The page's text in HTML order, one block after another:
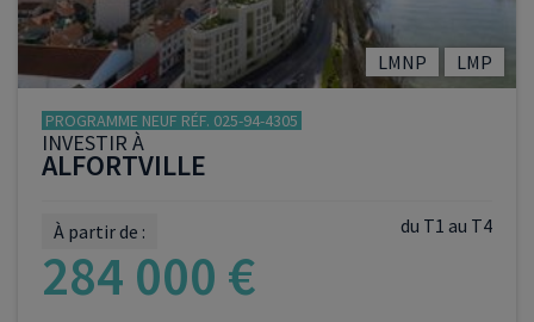
LMNP LMP
PROGRAMME NEUF RÉF. 025-94-4305
INVESTIR À
ALFORTVILLE
du T1 au T4
À partir de :
284 000 €